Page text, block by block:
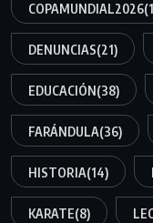
COPAMUNDIAL2026
DENUNCIAS(21)
EDUCACIÓN(38)
FARÁNDULA(36)
HISTORIA(14)
KARATE(8)